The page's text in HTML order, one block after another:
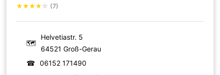
★★★★ ☆ (7)
🗺
Helvetiastr. 5
64521 Groß-Gerau
☎
06152 171490